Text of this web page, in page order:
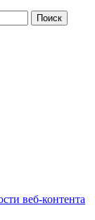
веб-контента